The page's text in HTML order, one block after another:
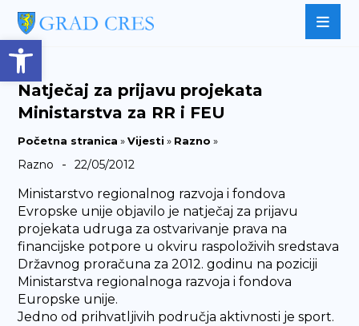
Open toolbar
Natječaj za prijavu projekata
Ministarstva za RR i FEU
Početna stranica »Vijesti » Razno »
Razno - 22/05/2012
Ministarstvo regionalnog razvoja i fondova
Evropske unije objavilo je natječaj za prijavu
projekata udruga za ostvarivanje prava na
financijske potpore u okviru raspoloživih sredstava
Državnog proračuna za 2012. godinu na poziciji
Ministarstva regionalnoga razvoja i fondova
Europske unije.
Jedno od prihvatljivih područja aktivnosti je sport.